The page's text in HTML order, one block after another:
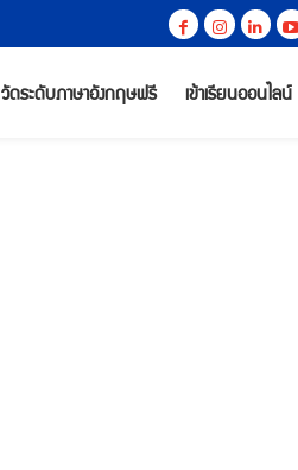
วัดระดับภาษาอังกฤษฟรี เข้าเรียนออนไลน์